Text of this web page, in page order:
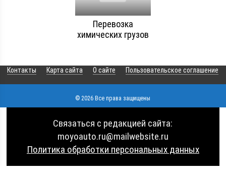
Перевозка
химических грузов
Контакты Карта сайта О сайте Пользовательское соглашение
© 2026 Все права защищены
Связаться с редакцией сайта:
moyoauto.ru@mailwebsite.ru
Политика обработки персональных данных